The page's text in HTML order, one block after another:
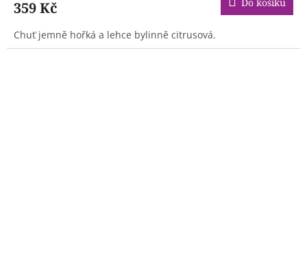
359 Kč
Chuť jemně hořká a lehce bylinně citrusová.